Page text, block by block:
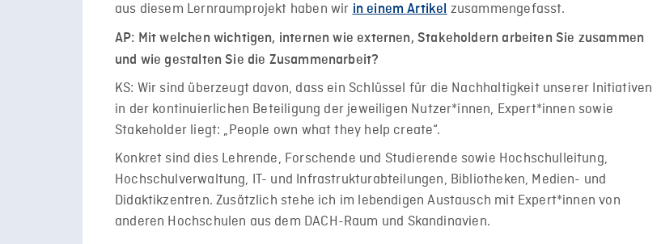
aus diesem Lernraumprojekt haben wir in einem Artikel zusammengefasst.
AP: Mit welchen wichtigen, internen wie externen, Stakeholdern arbeiten Sie zusammen
und wie gestalten Sie die Zusammenarbeit?
KS: Wir sind überzeugt davon, dass ein Schlüssel für die Nachhaltigkeit unserer Initiativen
in der kontinuierlichen Beteiligung der jeweiligen Nutzer*innen, Expert*innen sowie
Stakeholder liegt: „People own what they help create“.
Konkret sind dies Lehrende, Forschende und Studierende sowie Hochschulleitung,
Hochschulverwaltung, IT- und Infrastrukturabteilungen, Bibliotheken, Medien- und
Didaktikzentren. Zusätzlich stehe ich im lebendigen Austausch mit Expert*innen von
anderen Hochschulen aus dem DACH-Raum und Skandinavien.